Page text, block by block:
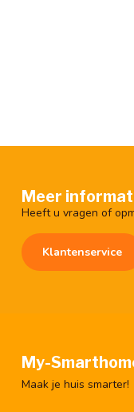
Meer
Heeft u vragen of
Klantenservice
My-
Maak je huis smarter!